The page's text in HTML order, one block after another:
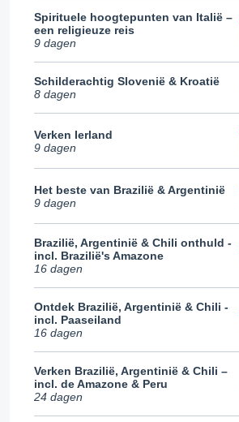
Spirituele hoogtepunten van Italië –
een religieuze reis
9 dagen
Schilderachtig Slovenië & Kroatië
8 dagen
Verken Ierland
9 dagen
Het beste van Brazilië & Argentinië
9 dagen
Brazilië, Argentinië & Chili onthuld -
incl. Brazilië's Amazone
16 dagen
Ontdek Brazilië, Argentinië & Chili -
incl. Paaseiland
16 dagen
Verken Brazilië, Argentinië & Chili –
incl. de Amazone & Peru
24 dagen